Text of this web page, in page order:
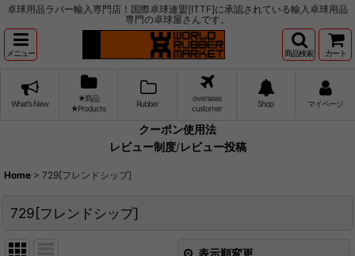
卓球用品ラバー輸入専門店！国際卓球連盟[ITTF]に承認されている輸入卓球用品
専門の卓球屋さんです。
メニュー 商品検索 カート
What's New
★商品
★Products
Rubber
overseas
customer
Shop マイページ
クーポン使用法
レビュー制度/レビュー投稿
Home > 729[フレンドシップ]
729[フレンドシップ]
表示順変更